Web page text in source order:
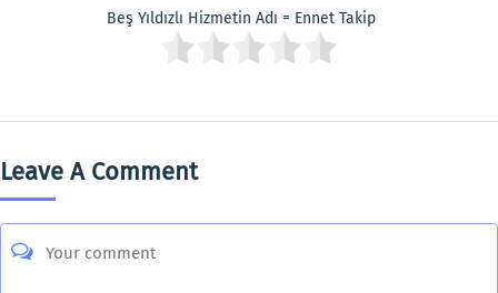
Beş Yıldızlı Hizmetin Adı = Ennet Takip
Leave A Comment